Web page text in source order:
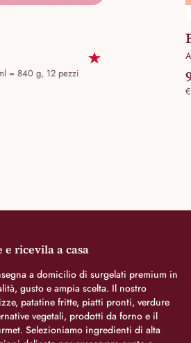
= 840 g, 12 pezzi
e ricevila a casa
a domicilio di surgelati premium in
gusto e ampia scelta. Il nostro
patatine fritte, piatti pronti, verdure
vegetali, prodotti da forno e il
Selezioniamo ingredienti di alta